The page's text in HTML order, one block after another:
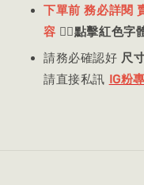
下單前 務必詳閱
容 👈🏻點擊紅色字
請務必確認好 尺
請直接私訊 IG粉專